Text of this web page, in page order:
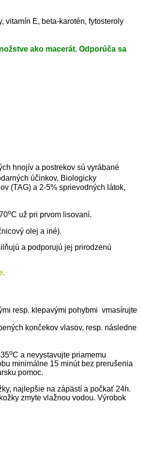
vitamín E, beta-karotén, fytosteroly
ako macerát. Odporúča sa
hnojív a postrekov sú vyrábané
účinkov. Biologicky
(TAG) a 2-5% sprievodných látok,
oC už pri prvom lisovaní.
olej a iné).
a podporujú jej prirodzenú
resp. klepavými pohybmi vmasírujte
končekov vlasov, resp. následne
oC a nevystavujte priamemu
minimálne 15 minút bez prerušenia
pomoc.
najlepšie na zápästí a počkať 24h.
zmyte vlažnou vodou. Výrobok